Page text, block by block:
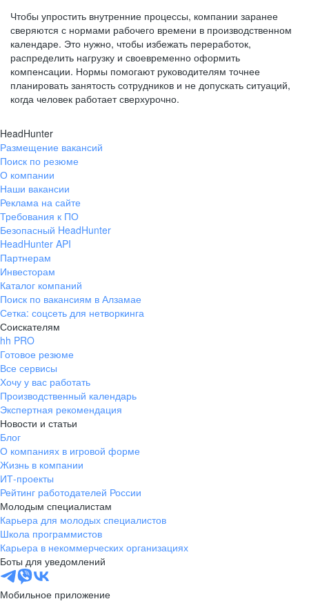
Чтобы упростить внутренние процессы, компании заранее
сверяются с нормами рабочего времени в производственном
календаре. Это нужно, чтобы избежать переработок,
распределить нагрузку и своевременно оформить
компенсации. Нормы помогают руководителям точнее
планировать занятость сотрудников и не допускать ситуаций,
когда человек работает сверхурочно.
HeadHunter
Размещение вакансий
Поиск по резюме
О компании
Наши вакансии
Реклама на сайте
Требования к ПО
Безопасный HeadHunter
HeadHunter API
Партнерам
Инвесторам
Каталог компаний
Поиск по вакансиям в Алзамае
Сетка: соцсеть для нетворкинга
Соискателям
hh PRO
Готовое резюме
Все сервисы
Хочу у вас работать
Производственный календарь
Экспертная рекомендация
Новости и статьи
Блог
О компаниях в игровой форме
Жизнь в компании
ИТ-проекты
Рейтинг работодателей России
Молодым специалистам
Карьера для молодых специалистов
Школа программистов
Карьера в некоммерческих организациях
Боты для уведомлений
Мобильное приложение